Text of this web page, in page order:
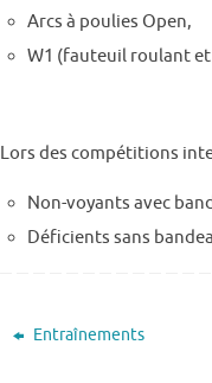
Arcs à poulies Open,
W1 (fauteuil roulant
Lors des compétitions
Non-voyants avec
Déficients sans
Entraînements